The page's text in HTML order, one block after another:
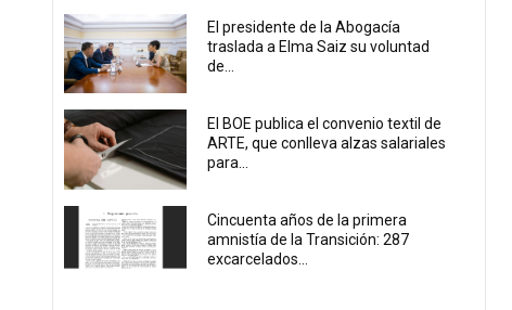
El presidente de la Abogacía
traslada a Elma Saiz su voluntad
de...
El BOE publica el convenio textil de
ARTE, que conlleva alzas salariales
para...
Cincuenta años de la primera
amnistía de la Transición: 287
excarcelados...